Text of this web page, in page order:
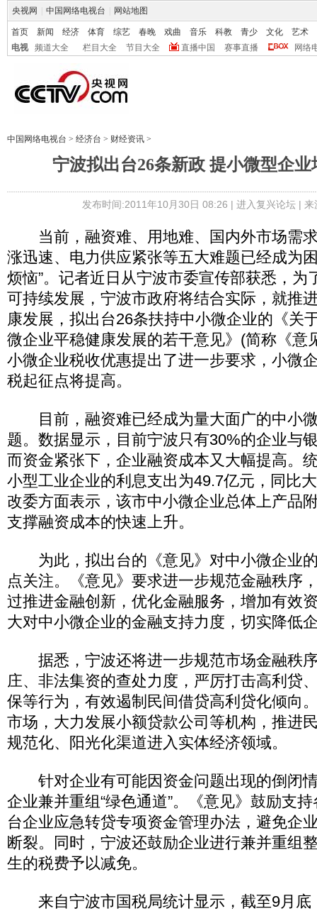
央视网 中国网络电视台 网站地图
首页 新闻 经济 体育 综艺 春晚 戏曲 音乐 科教 青少 文化
艺术
电视
频道大全 栏目大全 节目大全 直播中国 赛事直播 网络
中国网络电视台 > 经济台 > 财经资讯 >
宁波拟出台26条新政 提小微型企
发布时间:2011年10月30日 08:26 | 进入复兴论坛| 来
当前，融资难、用地难、国内外市场需
涨迅速、电力供应紧张等五大难题已经成为
烦恼”。记者近日从宁波市委宣传部获悉，为
可持续发展，宁波市政府将结合实际，就推
康发展，拟出台26条扶持中小微企业的《关
微企业平稳健康发展的若干意见》(简称《意
小微企业税收优惠提出了进一步要求，小微
税起征点将提高。
目前，融资难已经成为量大面广的中小
题。数据显示，目前宁波只有30%的企业与
而资金紧张下，企业融资成本又大幅提高。
小型工业企业的利息支出为49.7亿元，同比
改委方面表示，该市中小微企业总体上产品
支撑融资成本的快速上升。
为此，拟出台的《意见》对中小微企业
点关注。《意见》要求进一步规范金融秩序
过推进金融创新，优化金融服务，增加有效
大对中小微企业的金融支持力度，切实降低
据悉，宁波还将进一步规范市场金融秩
庄、非法集资的查处力度，严厉打击高利贷
保等行为，有效遏制民间借贷高利贷化倾向
市场，大力发展小额贷款公司等机构，推进
规范化、阳光化渠道进入实体经济领域。
针对企业有可能因资金问题出现的倒闭
企业兼并重组“绿色通道”。《意见》鼓励支
台企业应急转贷专项资金管理办法，避免企
断裂。同时，宁波还鼓励企业进行兼并重组
生的税费予以减免。
来自宁波市国税局统计显示，截至9月底